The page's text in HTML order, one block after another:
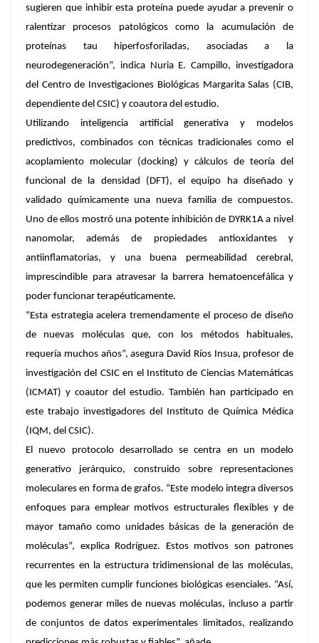
sugieren que inhibir esta proteína puede ayudar a prevenir o
ralentizar procesos patológicos como la acumulación de
proteínas tau hiperfosforiladas, asociadas a la
neurodegeneración”, indica Nuria E. Campillo, investigadora
del Centro de Investigaciones Biológicas Margarita Salas (CIB,
dependiente del CSIC) y coautora del estudio.
Utilizando inteligencia artificial generativa y modelos
predictivos, combinados con técnicas tradicionales como el
acoplamiento molecular (docking) y cálculos de teoría del
funcional de la densidad (DFT), el equipo ha diseñado y
validado químicamente una nueva familia de compuestos.
Uno de ellos mostró una potente inhibición de DYRK1A a nivel
nanomolar, además de propiedades antioxidantes y
antiinflamatorias, y una buena permeabilidad cerebral,
imprescindible para atravesar la barrera hematoencefálica y
poder funcionar terapéuticamente.
“Esta estrategia acelera tremendamente el proceso de diseño
de nuevas moléculas que, con los métodos habituales,
requería muchos años”, asegura David Ríos Insua, profesor de
investigación del CSIC en el Instituto de Ciencias Matemáticas
(ICMAT) y coautor del estudio. También han participado en
este trabajo investigadores del Instituto de Química Médica
(IQM, del CSIC).
El nuevo protocolo desarrollado se centra en un modelo
generativo jerárquico, construido sobre representaciones
moleculares en forma de grafos. “Este modelo integra diversos
enfoques para emplear motivos estructurales flexibles y de
mayor tamaño como unidades básicas de la generación de
moléculas”, explica Rodríguez. Estos motivos son patrones
recurrentes en la estructura tridimensional de las moléculas,
que les permiten cumplir funciones biológicas esenciales. “Así,
podemos generar miles de nuevas moléculas, incluso a partir
de conjuntos de datos experimentales limitados, realizando